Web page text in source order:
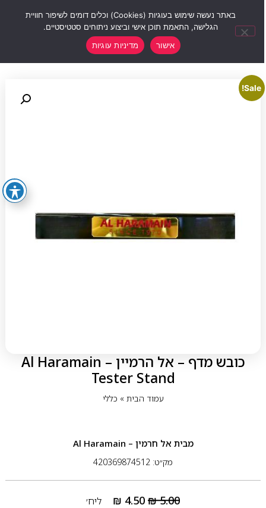
Sale!
כובש מדף – אל הרמיין Al Haramain –
Tester Stand
עמוד הבית» כללי
מבית אל חרמין – Al Haramain
מק״ט: 420369874512
₪5.00
₪ 4.50 ליח׳
באתר נעשה שימוש בעוגיות (Cookies) וכלים דומים לשיפור חוויית
הגלישה, התאמת תוכן אישי וביצוע ניתוחים סטטיסטיים.
אישור
מדיניות עוגיות